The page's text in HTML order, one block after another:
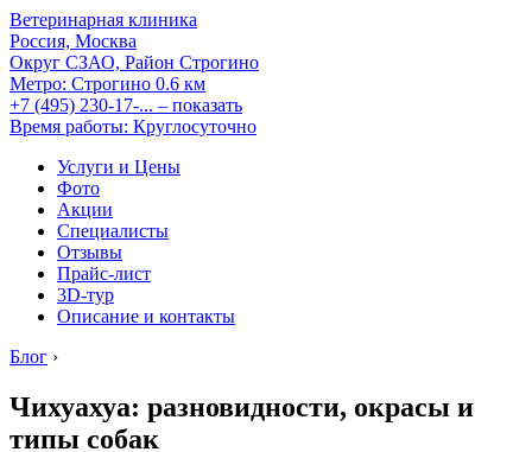
Ветеринарная клиника
Россия, Москва
Округ СЗАО, Район Строгино
Метро: Строгино 0.6 км
+7 (495) 230-17-... – показать
Время работы: Круглосуточно
Услуги и Цены
Фото
Акции
Специалисты
Отзывы
Прайс-лист
3D-тур
Описание и контакты
Блог ›
Чихуахуа: разновидности, окрасы и
типы собак